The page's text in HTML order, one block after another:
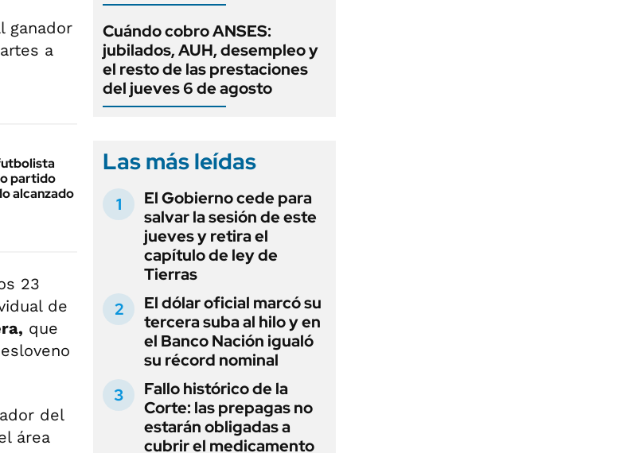
ganador
a
partido
alcanzado
23
de
que
del
área
Cuándo cobro ANSES:
jubilados, AUH, desempleo y
el resto de las prestaciones
del jueves 6 de agosto
Las más leídas
El Gobierno cede para
salvar la sesión de este
jueves y retira el
capítulo de ley de
Tierras
El dólar oficial marcó su
tercera suba al hilo y en
el Banco Nación igualó
su récord nominal
Fallo histórico de la
Corte: las prepagas no
estarán obligadas a
cubrir el medicamento